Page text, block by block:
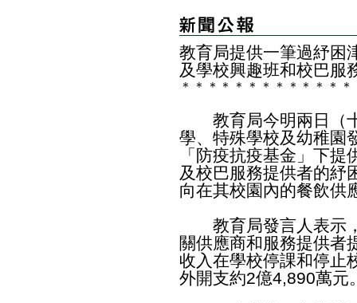
教育局提供一筆過紓困
及學校興趣班和校巴服
＊ ＊ ＊ ＊ ＊ ＊ ＊ ＊ ＊ ＊ ＊ ＊ ＊
教育局今明兩日（十
學、特殊學校及幼稚園
「防疫抗疫基金」下
及校巴服務提供者的紓
向在其校園內的餐飲供
教育局發言人表示，
關供應商和服務提供者
收入在學校停課和停止
外開支約2億4,890萬元